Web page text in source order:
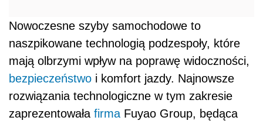
Nowoczesne szyby samochodowe to
naszpikowane technologią podzespoły, które
mają olbrzymi wpływ na poprawę widoczności,
bezpieczeństwo i komfort jazdy. Najnowsze
rozwiązania technologiczne w tym zakresie
zaprezentowała firma Fuyao Group, będąca